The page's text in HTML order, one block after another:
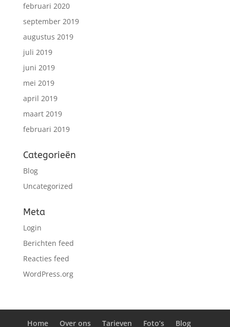
februari 2020
september 2019
augustus 2019
juli 2019
juni 2019
mei 2019
april 2019
maart 2019
februari 2019
Categorieën
Blog
Uncategorized
Meta
Login
Berichten feed
Reacties feed
WordPress.org
Home Over ons Tarieven Foto’s Blog